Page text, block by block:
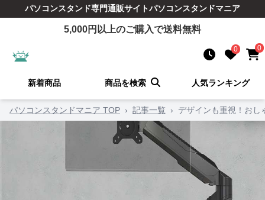
パソコンスタンド専門通販サイトパソコンスタンドマニア
5,000円以上のご購入で送料無料
0 0
新着商品 商品を検索 人気ランキング
パソコンスタンドマニア TOP › 記事一覧 › デザインも重視！おし